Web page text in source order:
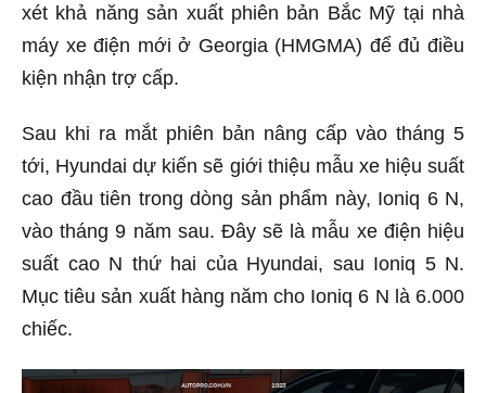
xét khả năng sản xuất phiên bản Bắc Mỹ tại nhà
máy xe điện mới ở Georgia (HMGMA) để đủ điều
kiện nhận trợ cấp.
Sau khi ra mắt phiên bản nâng cấp vào tháng 5
tới, Hyundai dự kiến sẽ giới thiệu mẫu xe hiệu suất
cao đầu tiên trong dòng sản phẩm này, Ioniq 6 N,
vào tháng 9 năm sau. Đây sẽ là mẫu xe điện hiệu
suất cao N thứ hai của Hyundai, sau Ioniq 5 N.
Mục tiêu sản xuất hàng năm cho Ioniq 6 N là 6.000
chiếc.